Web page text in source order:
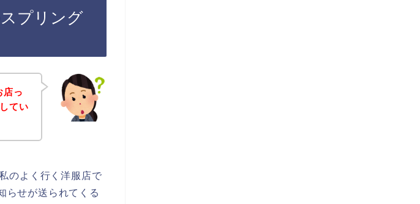
プリング
店っ
てい
のよく行く洋服店で
らせが送られてくる